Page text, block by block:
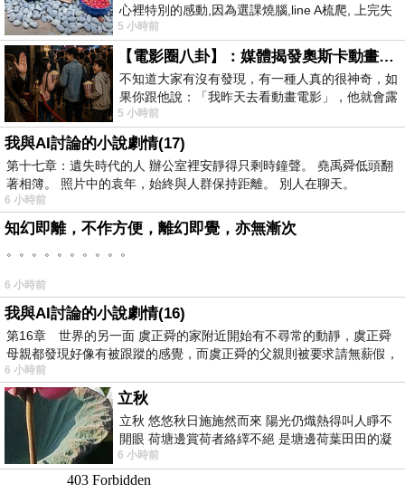
心裡特別的感動,因為選課燒腦,line A梳爬, 上完失
智課的她,特來傾
5 小時前
【電影圈八卦】：媒體揭發奧斯卡動畫項目投票醜聞！好萊塢為什麼看不起動畫電影？
不知道大家有沒有發現，有一種人真的很神奇，如
果你跟他說：「我昨天去看動畫電影」，他就會露
出一種慈祥的微笑，然後問你是不是陪小
5 小時前
我與AI討論的小說劇情(17)
第十七章：遺失時代的人 辦公室裡安靜得只剩時鐘聲。 堯禹舜低頭翻
著相簿。 照片中的袁年，始終與人群保持距離。 別人在聊天。
6 小時前
知幻即離，不作方便，離幻即覺，亦無漸次
。。。。。。。。。。
6 小時前
我與AI討論的小說劇情(16)
第16章 世界的另一面 虞正舜的家附近開始有不尋常的動靜，虞正舜
母親都發現好像有被跟蹤的感覺，而虞正舜的父親則被要求請無薪假，
6 小時前
立秋
立秋 悠悠秋日施施然而來 陽光仍熾熱得叫人睜不
開眼 荷塘邊賞荷者絡繹不絕 是塘邊荷葉田田的凝
望 風中飄逸的是映日荷花別樣紅
6 小時前